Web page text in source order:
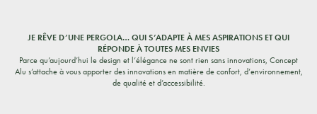
JE RÊVE D’UNE PERGOLA… QUI S’ADAPTE À MES ASPIRATIONS ET QUI
RÉPONDE À TOUTES MES ENVIES
Parce qu’aujourd’hui le design et l’élégance ne sont rien sans innovations, Concept
Alu s’attache à vous apporter des innovations en matière de confort, d’environnement,
de qualité et d’accessibilité.